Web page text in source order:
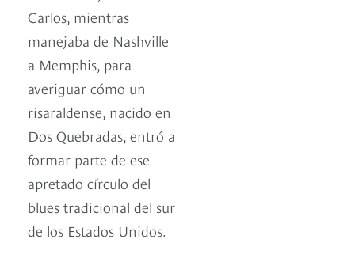
Carlos, mientras
manejaba de Nashville
a Memphis, para
averiguar cómo un
risaraldense, nacido en
Dos Quebradas, entró a
formar parte de ese
apretado círculo del
blues tradicional del sur
de los Estados Unidos.